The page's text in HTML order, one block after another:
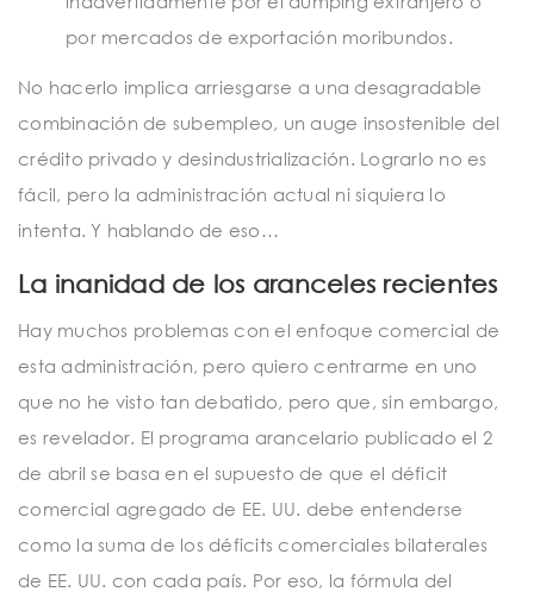
por mercados de exportación moribundos.
No hacerlo implica arriesgarse a una desagradable
combinación de subempleo, un auge insostenible del
crédito privado y desindustrialización. Lograrlo no es
fácil, pero la administración actual ni siquiera lo
intenta. Y hablando de eso…
La inanidad de los aranceles recientes
Hay muchos problemas con el enfoque comercial de
esta administración, pero quiero centrarme en uno
que no he visto tan debatido, pero que, sin embargo,
es revelador. El programa arancelario publicado el 2
de abril se basa en el supuesto de que el déficit
comercial agregado de EE. UU. debe entenderse
como la suma de los déficits comerciales bilaterales
de EE. UU. con cada país. Por eso, la fórmula del